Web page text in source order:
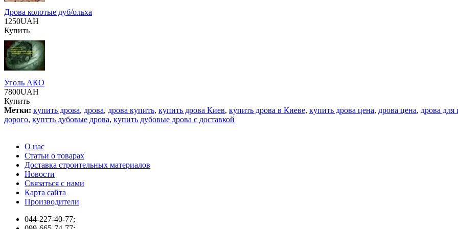
Дрова колотые дуб/ольха
1250UAH
Купить
Уголь АКО
7800UAH
Купить
Метки: купить дрова, дрова, дрова купить, купить дрова Киев, купить дрова в Киеве, купить дрова цена, дрова цена, дрова для
дорого, куптть дубовые дрова, купить дубовые дрова с доставкой
О нас
Статьи о товарах
Доставка строительных материалов
Новости
Связаться с нами
Карта сайта
Производители
044-227-40-77;